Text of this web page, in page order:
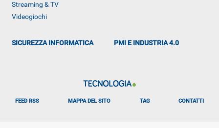
Streaming & TV
Videogiochi
SICUREZZA INFORMATICA PMI E INDUSTRIA 4.0
FEED RSS MAPPA DEL SITO TAG CONTATTI